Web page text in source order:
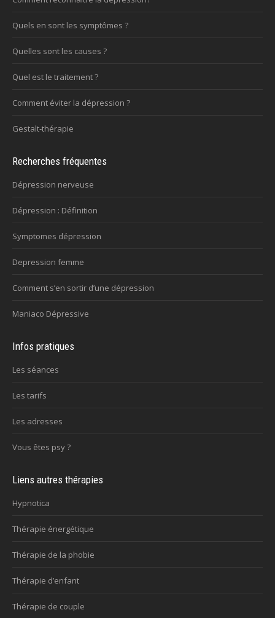
Quels en sont les symptômes ?
Quelles sont les causes ?
Quel est le traitement ?
Comment éviter la dépression ?
Gestalt-thérapie
Recherches fréquentes
Dépression nerveuse
Dépression : Définition
Symptomes dépression
Depression femme
Comment s’en sortir d’une dépression
Maniaco Dépressive
Infos pratiques
Les séances
Les tarifs
Les adresses
Vous êtes psy ?
Liens autres thérapies
Hypnotica
Thérapie énergétique
Thérapie de la phobie
Thérapie d’enfant
Thérapie de couple